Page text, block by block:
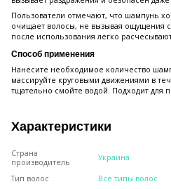
Пользователи отмечают, что шампунь
очищает волосы, не вызывая ощущения
после использования легко
Способ применения
Нанесите необходимое количество
массируйте круговыми движениями в
тщательно смойте водой. Подходит для
Характеристики
Страна
производитель
Украина
Тип волос
Все типы волос